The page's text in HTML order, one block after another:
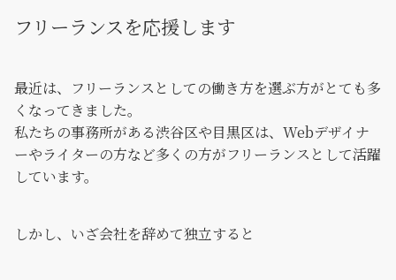
フリーランスを応援します
最近は、フリーランスとしての働き方を選ぶ方がとても多
くなってきました。
私たちの事務所がある渋谷区や目黒区は、Webデザイナ
ーやライターの方など多くの方がフリーランスとして活躍
しています。
しかし、いざ会社を辞めて独立すると